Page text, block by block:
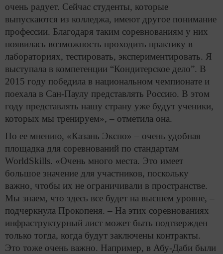
очень радует. Сейчас студенты, которые
выпускаются из колледжа, имеют другое понимание
профессии. Благодаря таким соревнованиям у них
появилась возможность проходить практику в
лабораториях, тестировать, экспериментировать. Я
выступала в компетенции “Кондитерское дело”. В
2015 году победила в национальном чемпионате и
поехала в Сан-Паулу представлять Россию. В этом
году представлять нашу страну уже будут ученики,
которых мы тренируем», – отметила она.
По ее мнению, «Казань Экспо» – очень удобная
площадка для соревнований по стандартам
WorldSkills. «Очень много места. Это имеет
большое значение для участников, поскольку
важно, чтобы их не ограничивали в пространстве.
Мы знаем, что здесь все будет на высшем уровне, –
подчеркнула Прокопеня. – На этих соревнованиях
инфраструктурный лист может быть подтвержден
только тогда, когда будут заключены контракты.
Это тоже очень важно. Например, в Абу-Даби были